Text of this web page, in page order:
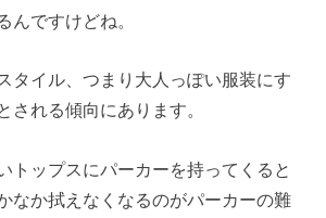
んですけどね。
タイル、つまり大人っぽい服装にす
される傾向にあります。
トップスにパーカーを持ってくると
なか拭えなくなるのがパーカーの難